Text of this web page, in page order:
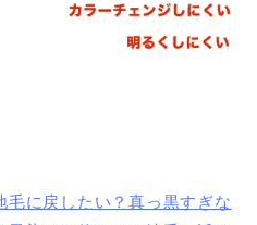
に戻したい？真っ黒すぎな